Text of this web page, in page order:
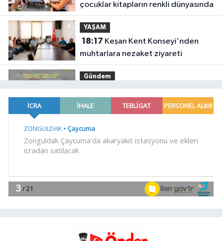
çocuklar kitapların renkli dünyasında
YAŞAM
18:17
muhtarlara nezaket ziyareti
Gündem
operasyonda 253 kilo esrar ele
geçirildi
18:06İzmir Karabağlar Meclisi'nde
17:51